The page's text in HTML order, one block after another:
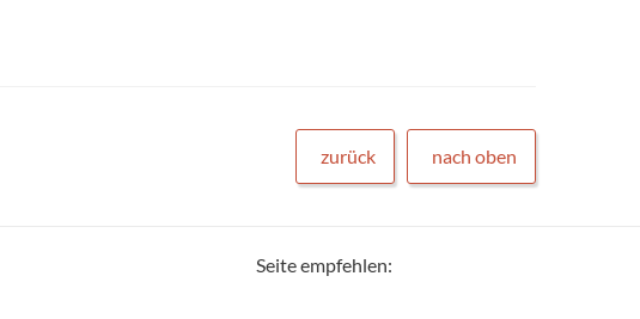
zurück nach oben
Seite empfehlen: